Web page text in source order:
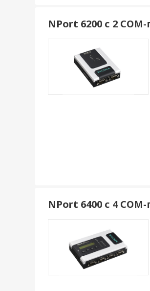
NPort 6200 с 2
NPort 6400 с 4